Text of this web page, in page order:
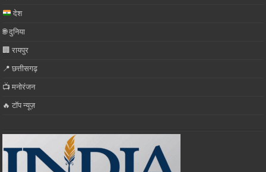
देश
🌐 दुनिया
🏢 रायपुर
📍 छत्तीसगढ़
📺 मनोरंजन
🔥 टॉप न्यूज़